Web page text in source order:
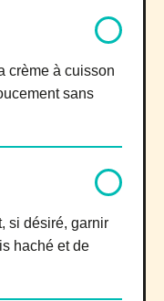
crème à cuisson
sans
si désiré, garnir
haché et de